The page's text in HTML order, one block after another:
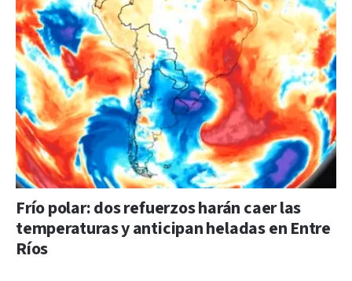
Frío polar: dos refuerzos harán caer las
temperaturas y anticipan heladas en Entre
Ríos